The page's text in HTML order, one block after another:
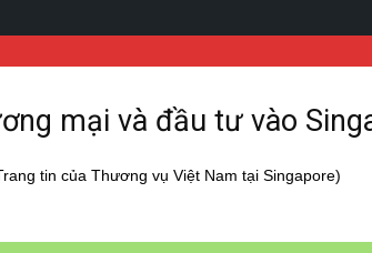
mại và đầu tư vào
tin của Thương vụ Việt Nam tại Singapore)